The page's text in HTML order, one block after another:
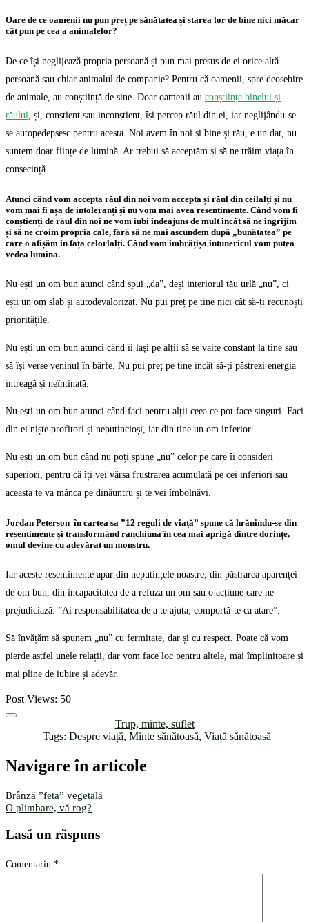
Oare de ce oamenii nu pun preț pe sănătatea și starea lor de bine nici măcar
cât pun pe cea a animalelor?
De ce își neglijează propria persoană și pun mai presus de ei orice altă
persoană sau chiar animalul de companie? Pentru că oamenii, spre deosebire
de animale, au conștiință de sine. Doar oamenii au conștiința binelui și
răului , și, conștient sau inconștient, își percep răul din ei, iar neglijându-se
se autopedepsesc pentru acesta. Noi avem în noi și bine și rău, e un dat, nu
suntem doar ființe de lumină. Ar trebui să acceptăm și să ne trăim viața în
consecință.
Atunci când vom accepta răul din noi vom accepta și răul din ceilalți și nu
vom mai fi așa de intoleranți și nu vom mai avea resentimente. Când vom fi
conștienți de răul din noi ne vom iubi îndeajuns de mult încât să ne îngrijim
și să ne croim propria cale, fără să ne mai ascundem după „bunătatea” pe
care o afișăm în fața celorlalți. Când vom îmbrățișa întunericul vom putea
vedea lumina.
Nu ești un om bun atunci când spui „da”, deși interiorul tău urlă „nu”, ci
ești un om slab și autodevalorizat. Nu pui preț pe tine nici cât să-ți recunoști
prioritățile.
Nu ești un om bun atunci când îi lași pe alții să se vaite constant la tine sau
să își verse veninul în bârfe. Nu pui preț pe tine încât să-ți păstrezi energia
întreagă și neîntinată.
Nu ești un om bun atunci când faci pentru alții ceea ce pot face singuri. Faci
din ei niște profitori și neputincioși, iar din tine un om inferior.
Nu ești un om bun când nu poți spune „nu” celor pe care îi consideri
superiori, pentru că îți vei vărsa frustrarea acumulată pe cei inferiori sau
aceasta te va mânca pe dinăuntru și te vei îmbolnăvi.
Jordan Peterson în cartea sa ”12 reguli de viață” spune că hrănindu-se din
resentimente și transformând ranchiuna în cea mai aprigă dintre dorințe,
omul devine cu adevărat un monstru.
Iar aceste resentimente apar din neputințele noastre, din păstrarea aparenței
de om bun, din incapacitatea de a refuza un om sau o acțiune care ne
prejudiciază. ”Ai responsabilitatea de a te ajuta; comportă-te ca atare”.
Să învățăm să spunem „nu” cu fermitate, dar și cu respect. Poate că vom
pierde astfel unele relații, dar vom face loc pentru altele, mai împlinitoare și
mai pline de iubire și adevăr.
Post Views: 50
Trup, minte, suflet
| Tags: Despre viață, Minte sănătoasă, Viață sănătoasă
Navigare în articole
Brânză ”feta” vegetală
O plimbare, vă rog?
Lasă un răspuns
Comentariu *